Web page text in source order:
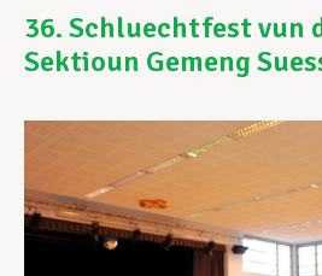
Ihre Rechte
Unterstützung im
Berufliche
36. Schluechtfest vun
Sektioun Gemeng